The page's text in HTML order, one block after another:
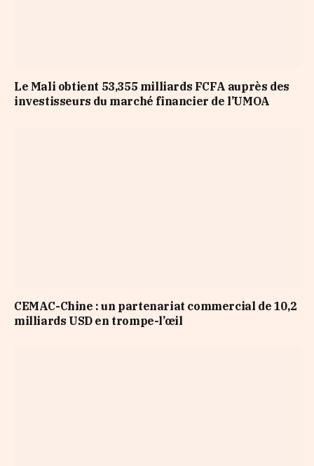
Le Mali obtient 53,355 milliards FCFA auprès des
investisseurs du marché financier de l’UMOA
CEMAC-Chine : un partenariat commercial de 10,2
milliards USD en trompe-l’œil